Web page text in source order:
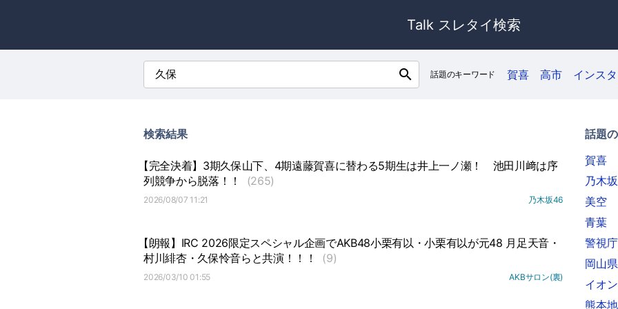
Talk スレタイ検索
search 話題のキーワード 賀喜 高市 インスタ
検索結果
【完全決着】3期久保山下、4期遠藤賀喜に替わる5期生は井上一ノ瀬！
池田川﨑は序
列競争から脱落！！
(265)
2026/08/07 11:21 乃木坂46
【朗報】IRC 2026限定スペシャル企画でAKB48小栗有以・小栗有以が元48 月足天音・
村川緋杏・久保怜音らと共演！！！
(9)
2026/03/10 01:55 AKBサロン(裏)
話題
賀喜
乃木坂
美空
青葉
警視庁
岡山
イオ
熊本